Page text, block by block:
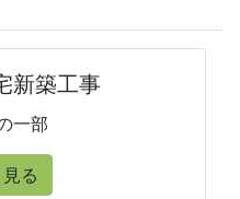
新築工事
一部
る